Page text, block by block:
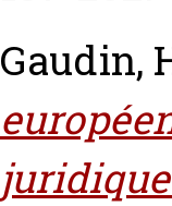
Gaudin,